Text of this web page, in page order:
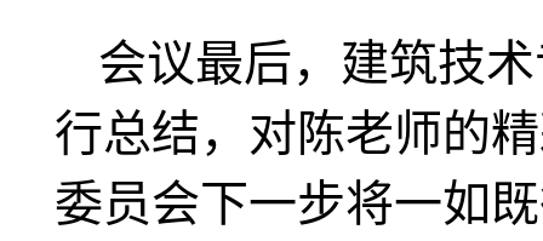
会议最后，建筑技
行总结，对陈老师的
委员会下一步将一如